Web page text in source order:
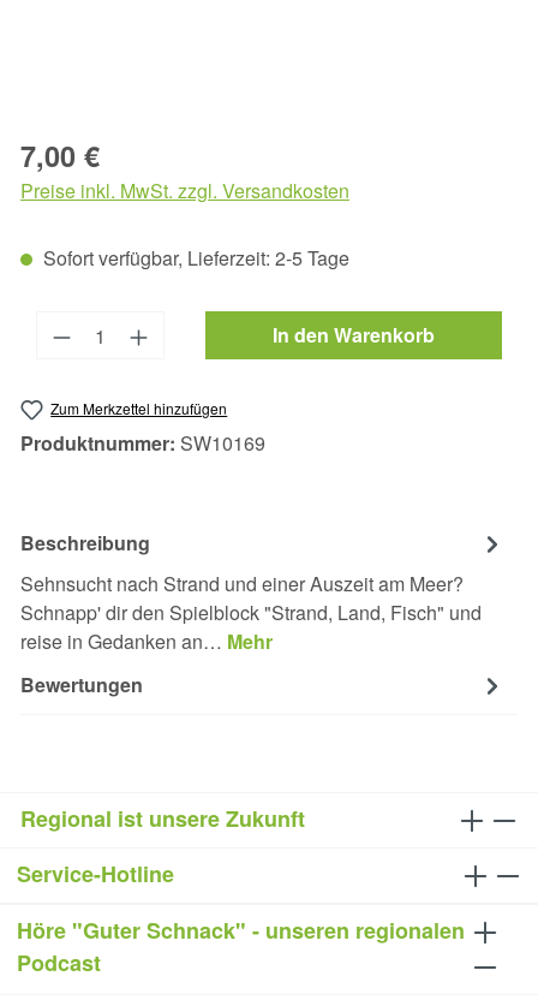
Regulärer Preis:
7,00 €
Preise inkl. MwSt. zzgl. Versandkosten
Sofort verfügbar, Lieferzeit: 2-5 Tage
Produkt Anzahl: Gib den gewünschten
In den Warenkorb
Zum Merkzettel hinzufügen
Produktnummer: SW10169
Beschreibung
Sehnsucht nach Strand und einer Auszeit am Meer?
Schnapp' dir den Spielblock "Strand, Land, Fisch" und
reise in Gedanken an… Mehr
Bewertungen
Regional ist unsere Zukunft
Service-Hotline
Höre "Guter Schnack" - unseren regionalen
Podcast